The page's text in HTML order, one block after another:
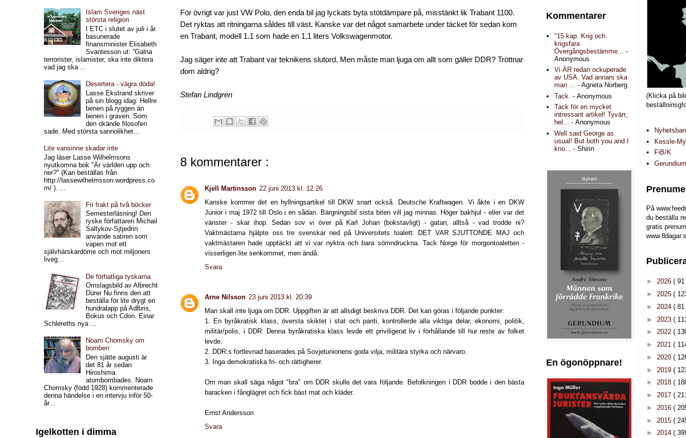
För övrigt var just VW Polo, den enda bil jag lyckats byta stötdämpare på, misstänkt lik Trabant 1100.
Det ryktas att ritningarna såldes till väst. Kanske var det något samarbete under täcket för sedan kom
en Trabant, modell 1.1 som hade en 1,1 liters Volkswagenmotor.
Jag säger inte att Trabant var teknikens slutord. Men måste man ljuga om allt som gäller DDR? Tröttnar
dom aldrig?
Stefan Lindgren
8 kommentarer :
Kjell Martinsson 22 juni 2013 kl. 12:26
Kanske kommer det en hyllningsartikel till DKW snart också. Deutsche Kraftwagen. Vi åkte i en DKW
Junior i maj 1972 till Oslo i en sådan. Bärgningsbil sista biten vill jag minnas. Höger bakhjul - eller var det
vänster - skar ihop. Sedan sov vi över på Karl Johan (bokstavligt) - gatan, alltså - vad trodde ni?
Vaktmästarna hjälpte oss tre svenskar ned på Universitets toalett: DET VAR SJUTTONDE MAJ och
vaktmästaren hade upptäckt att vi var nyktra och bara sömndruckna. Tack Norge för morgontoaletten -
visserligen lite senkommet, men ändå.
Svara
Arne Nilsson 23 juni 2013 kl. 20:39
Man skall inte ljuga om DDR. Uppgiften är att allsdigt beskriva DDR. Det kan göras i följande punkter:
1. En byråkratisk klass, översta skiktet i stat och pariti, kontrollerde alla viktiga delar, ekonomi, politik,
militär/polis, i DDR. Denna byråkratiska klass levde ett priviligerat liv i förhållande till hur reste av folket
levde.
2. DDR:s fortlevnad baserades på Sovjetunionens goda vilja, militära styrka och närvaro.
3. Inga demokratiska fri- och rättigherer.
Om man skall säga något "bra" om DDR skulle det vara följande. Befolkningen i DDR bodde i den bästa
baracken i fånglägret och fick bäst mat och kläder.
Ernst Andersson
Svara
Islam Sveriges näst
största religion
I ETC i slutet av juli i år
basunerade
finansminister Elisabeth
Svantesson ut: ”Galna
terrorister, islamister, ska inte diktera
vad jag ska ...
Desertera - vägra döda!
Lasse Ekstrand skriver
på sin blogg idag: Hellre
benen på ryggen än
benen i graven. Som
den okände filosofen
sade. Med största sannolikhet...
Lite vansinne skadar inte
Jag läser Lasse Wilhelmsons
nyutkomna bok "Är världen upp och
ner?" (Kan beställas från
http://lassewilhelmsson.wordpress.co
m/ ). ...
Fri frakt på två böcker
Semesterläsning! Den
ryske författaren Michail
Saltykov-Sjtjedrin
använde satiren som
vapen mot ett
självhärskardöme och mot miljoners
liveg...
De förhatliga tyskarna
Omslagsbild av Albrecht
Dürer Nu finns den att
beställa för lite drygt en
hundralapp på Adlbris,
Bokus och Cdon. Einar
Schlereths nya ...
Noam Chomsky om
bomben
Den sjätte augusti är
det 81 år sedan
Hiroshima
atombombades. Noam
Chomsky (född 1928) kommenterade
denna händelse i en intervju inför 50-
år...
Igelkotten i dimma
Kommentarer
"15 kap. Krig och
krigsfara
Övergångsbestämme...
-
Anonymous
Vi ÄR redan ockuperade
av USA. Vad annars ska
man ... - Agneta Norberg
Tack. - Anonymous
Tack för en mycket
intressant artikel! Tyvärr,
hel... - Anonymous
Well said George as
usual! But both you and I
kno...
- Shirin
En ögonöppnare!
(Klicka på
Kessle-
FiB/K
På
du beställa
gratis
► 2026 ( 91
► 2025 (
► 2024 ( 81
► 2023 (
► 2022 (
► 2021 (
► 2020 (
► 2019 (
► 2018 (
► 2017 (
► 2016 (
► 2015 (
► 2014 (